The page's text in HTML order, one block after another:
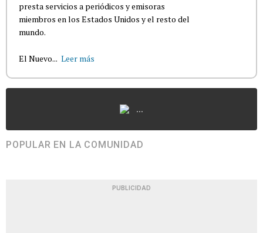
presta servicios a periódicos y emisoras
miembros en los Estados Unidos y el resto del
mundo.
El Nuevo... Leer más
...
POPULAR EN LA COMUNIDAD
PUBLICIDAD